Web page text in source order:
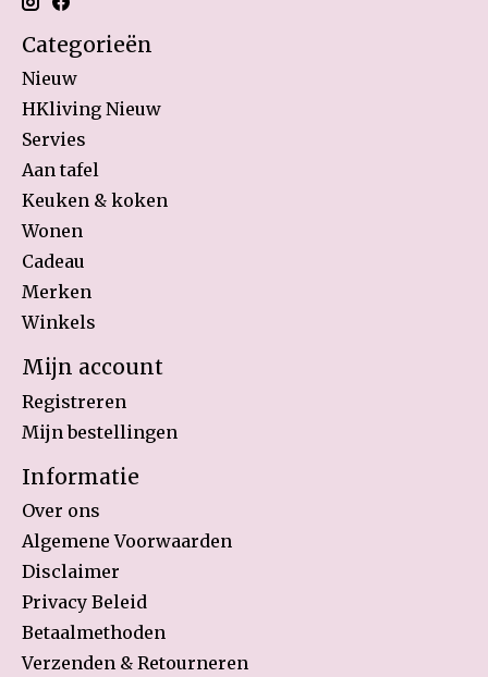
Categorieën
Nieuw
HKliving Nieuw
Servies
Aan tafel
Keuken & koken
Wonen
Cadeau
Merken
Winkels
Mijn account
Registreren
Mijn bestellingen
Informatie
Over ons
Algemene Voorwaarden
Disclaimer
Privacy Beleid
Betaalmethoden
Verzenden & Retourneren